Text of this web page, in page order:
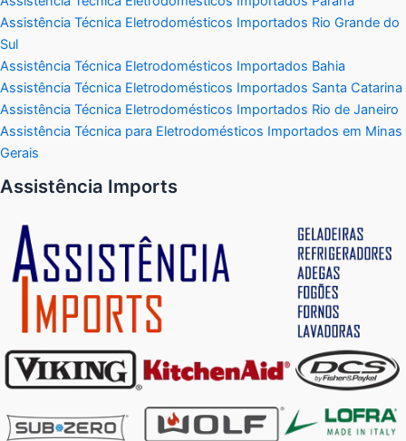
Assistência Técnica Eletrodomésticos Importados Rio Grande do
Sul
Assistência Técnica Eletrodomésticos Importados Bahia
Assistência Técnica Eletrodomésticos Importados Santa Catarina
Assistência Técnica Eletrodomésticos Importados Rio de Janeiro
Assistência Técnica para Eletrodomésticos Importados em Minas
Gerais
Assistência Imports